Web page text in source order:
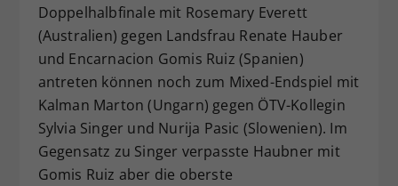
Doppelhalbfinale mit Rosemary Everett
(Australien) gegen Landsfrau Renate Hauber
und Encarnacion Gomis Ruiz (Spanien)
antreten können noch zum Mixed-Endspiel mit
Kalman Marton (Ungarn) gegen ÖTV-Kollegin
Sylvia Singer und Nurija Pasic (Slowenien). Im
Gegensatz zu Singer verpasste Haubner mit
Gomis Ruiz aber die oberste